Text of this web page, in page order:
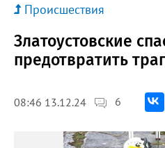
Происшествия
Златоустовские
предотвратить
08:46 13.12.24 6